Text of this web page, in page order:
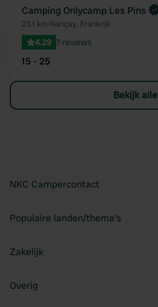
Boek direct
Camping Onlycamp Les Pins
23,1 km•Nançay, Frankrijk
4.29 7 reviews
15 - 25
Bekijk alle
NKC Campercontact
Populaire landen/thema's
Zakelijk
Overig